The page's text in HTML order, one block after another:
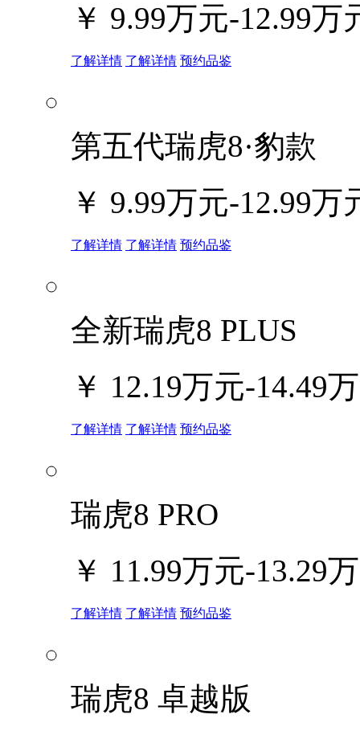
￥ 9.99万元-12.99万
了解详情 了解详情 预约品鉴
第五代瑞虎8·豹款
￥ 9.99万元-12.99万
了解详情 了解详情 预约品鉴
全新瑞虎8 PLUS
￥ 12.19万元-14.49
了解详情 了解详情 预约品鉴
瑞虎8 PRO
￥ 11.99万元-13.29
了解详情 了解详情 预约品鉴
瑞虎8 卓越版